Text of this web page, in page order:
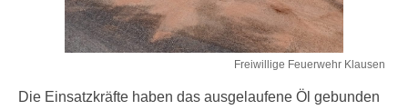
Freiwillige Feuerwehr Klausen
Die Einsatzkräfte haben das ausgelaufene Öl gebunden